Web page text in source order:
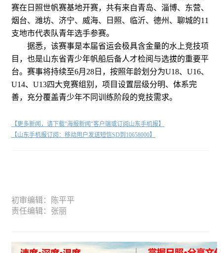
赛在日照世帆赛基地开赛，共有来自青岛、淄博、东营、
烟台、潍坊、济宁、威海、日照、临沂、德州、聊城的11
支地市代表队青年选手参赛。
据悉，该赛事是本届省运会极具含金量的水上竞技项
目，也是山东省青少年帆船后备人才检阅与选拔的重要平
台。赛事将持续至6月28日，按照年龄划分为U18、U16、
U14、U13四大竞赛组别，项目设置层级分明、体系完
善，充分覆盖青少年不同训练阶段的竞技需求。
【更多新闻，请下载"海报新闻"客户端或订阅山东手机报】
【山东手机报订阅：移动用户发送短信SD到10658000】
初审编辑：陈平平
责任编辑：张丽